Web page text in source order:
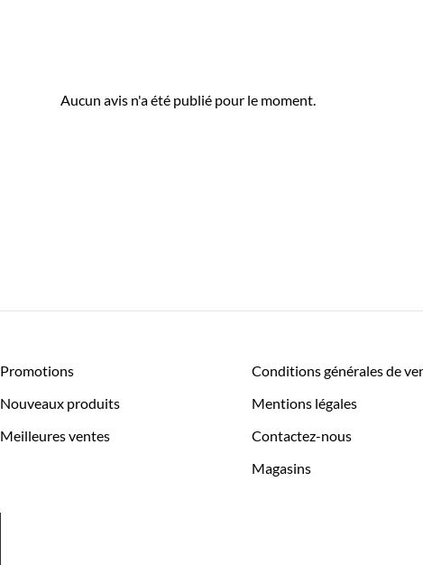
Aucun avis n'a été publié pour le moment.
Promotions
Nouveaux produits
Meilleures ventes
Conditions générales de
Mentions légales
Contactez-nous
Magasins